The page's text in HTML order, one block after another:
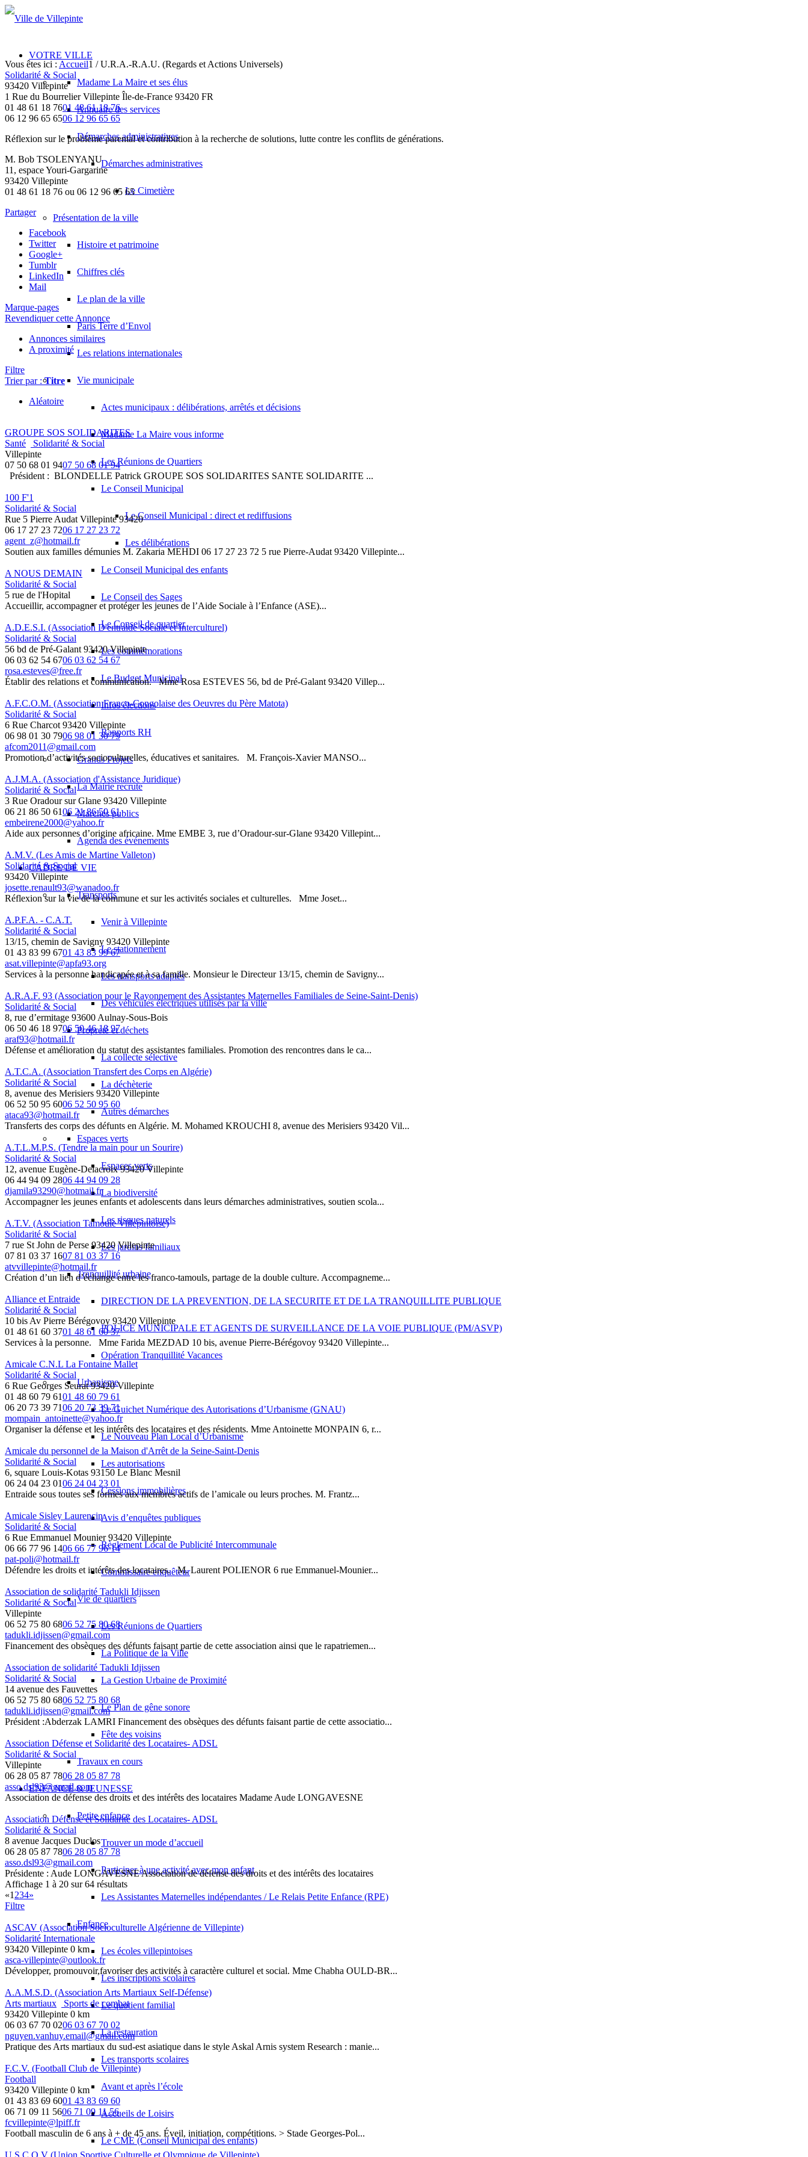
VOTRE VILLE
Madame La Maire et ses élus
Annuaire des services
Démarches administratives
Démarches administratives
Le Cimetière
Présentation de la ville
Histoire et patrimoine
Chiffres clés
Le plan de la ville
Paris Terre d’Envol
Les relations internationales
Vie municipale
Actes municipaux : délibérations, arrêtés et décisions
Madame La Maire vous informe
Les Réunions de Quartiers
Le Conseil Municipal
Le Conseil Municipal : direct et rediffusions
Les délibérations
Le Conseil Municipal des enfants
Le Conseil des Sages
Le Conseil de quartier
Les commémorations
Le Budget Municipal
Infos élections
Rapports RH
Grands Projets
La Mairie recrute
Marchés publics
Agenda des événements
CADRE DE VIE
Transports
Venir à Villepinte
Le stationnement
Les transports adaptés
Des véhicules électriques utilisés par la ville
Propreté et déchets
La collecte sélective
La déchèterie
Autres démarches
Espaces verts
Espaces verts
La biodiversité
Les risques naturels
Les jardins familiaux
Tranquillité urbaine
DIRECTION DE LA PREVENTION, DE LA SECURITE ET DE LA TRANQUILLITE PUBLIQUE
POLICE MUNICIPALE ET AGENTS DE SURVEILLANCE DE LA VOIE PUBLIQUE (PM/ASVP)
Opération Tranquillité Vacances
Urbanisme
Le Guichet Numérique des Autorisations d’Urbanisme (GNAU)
Le Nouveau Plan Local d’Urbanisme
Les autorisations
Cessions immobilières
Avis d’enquêtes publiques
Règlement Local de Publicité Intercommunale
Commissaire enquêteur
Vie de quartiers
Les Réunions de Quartiers
La Politique de la Ville
La Gestion Urbaine de Proximité
Le Plan de gêne sonore
Fête des voisins
Travaux en cours
ENFANCE & JEUNESSE
Petite enfance
Trouver un mode d’accueil
Participer à une activité avec mon enfant
Les Assistantes Maternelles indépendantes / Le Relais Petite Enfance (RPE)
Enfance
Les écoles villepintoises
Les inscriptions scolaires
Le quotient familial
La restauration
Les transports scolaires
Avant et après l’école
Accueils de Loisirs
Le CME (Conseil Municipal des enfants)
Vous êtes ici : Accueil1 / U.R.A.-R.A.U. (Regards et Actions Universels)
Solidarité & Social
93420 Villepinte
1 Rue du Bourrelier Villepinte Île-de-France 93420 FR
01 48 61 18 7601 48 61 18 76
06 12 96 65 6506 12 96 65 65
Réflexion sur le problème parental et contribution à la recherche de solutions, lutte contre les conflits de générations.
M. Bob TSOLENYANU
11, espace Youri-Gargarine
93420 Villepinte
01 48 61 18 76 ou 06 12 96 65 65
Partager
Facebook
Twitter
Google+
Tumblr
LinkedIn
Mail
Marque-pages
Revendiquer cette Annonce
Annonces similaires
A proximité
Filtre
Trier par :Titre
Aléatoire
GROUPE SOS SOLIDARITES
Santé
Solidarité & Social
Villepinte
07 50 68 01 9407 50 68 01 94
Président : BLONDELLE Patrick GROUPE SOS SOLIDARITES SANTE SOLIDARITE ...
100 F'1
Solidarité & Social
Rue 5 Pierre Audat Villepinte 93420
06 17 27 23 7206 17 27 23 72
agent_z@hotmail.fr
Soutien aux familles démunies M. Zakaria MEHDI 06 17 27 23 72 5 rue Pierre-Audat 93420 Villepinte...
A NOUS DEMAIN
Solidarité & Social
5 rue de l'Hopital
Accueillir, accompagner et protéger les jeunes de l’Aide Sociale à l’Enfance (ASE)...
A.D.E.S.I. (Association D'entraide Sociale et Interculturel)
Solidarité & Social
56 bd de Pré-Galant 93420 Villepinte
06 03 62 54 6706 03 62 54 67
rosa.esteves@free.fr
Établir des relations et communication. Mme Rosa ESTEVES 56, bd de Pré-Galant 93420 Villep...
A.F.C.O.M. (Association Franco-Congolaise des Oeuvres du Père Matota)
Solidarité & Social
6 Rue Charcot 93420 Villepinte
06 98 01 30 7906 98 01 30 79
afcom2011@gmail.com
Promotion d’activités socioculturelles, éducatives et sanitaires. M. François-Xavier MANSO...
A.J.M.A. (Association d'Assistance Juridique)
Solidarité & Social
3 Rue Oradour sur Glane 93420 Villepinte
06 21 86 50 6106 21 86 50 61
embeirene2000@yahoo.fr
Aide aux personnes d’origine africaine. Mme EMBE 3, rue d’Oradour-sur-Glane 93420 Villepint...
A.M.V. (Les Amis de Martine Valleton)
Solidarité & Social
93420 Villepinte
josette.renault93@wanadoo.fr
Réflexion sur la vie de la commune et sur les activités sociales et culturelles. Mme Joset...
A.P.F.A. - C.A.T.
Solidarité & Social
13/15, chemin de Savigny 93420 Villepinte
01 43 83 99 6701 43 83 99 67
asat.villepinte@apfa93.org
Services à la personne handicapée et à sa famille. Monsieur le Directeur 13/15, chemin de Savigny...
A.R.A.F. 93 (Association pour le Rayonnement des Assistantes Maternelles Familiales de Seine-Saint-Denis)
Solidarité & Social
8, rue d’ermitage 93600 Aulnay-Sous-Bois
06 50 46 18 9706 50 46 18 97
araf93@hotmail.fr
Défense et amélioration du statut des assistantes familiales. Promotion des rencontres dans le ca...
A.T.C.A. (Association Transfert des Corps en Algérie)
Solidarité & Social
8, avenue des Merisiers 93420 Villepinte
06 52 50 95 6006 52 50 95 60
ataca93@hotmail.fr
Transferts des corps des défunts en Algérie. M. Mohamed KROUCHI 8, avenue des Merisiers 93420 Vil...
A.T.L.M.P.S. (Tendre la main pour un Sourire)
Solidarité & Social
12, avenue Eugène-Delacroix 93420 Villepinte
06 44 94 09 2806 44 94 09 28
djamila93290@hotmail.fr
Accompagner les jeunes enfants et adolescents dans leurs démarches administratives, soutien scola...
A.T.V. (Association Tamoule Villepintoise)
Solidarité & Social
7 rue St John de Perse 93420 Villepinte
07 81 03 37 1607 81 03 37 16
atvvillepinte@hotmail.fr
Création d’un lien d’échange entre les franco-tamouls, partage de la double culture. Accompagneme...
Alliance et Entraide
Solidarité & Social
10 bis Av Pierre Bérégovoy 93420 Villepinte
01 48 61 60 3701 48 61 60 37
Services à la personne. Mme Farida MEZDAD 10 bis, avenue Pierre-Bérégovoy 93420 Villepinte...
Amicale C.N.L La Fontaine Mallet
Solidarité & Social
6 Rue Georges Seurat 93420 Villepinte
01 48 60 79 6101 48 60 79 61
06 20 73 39 7106 20 73 39 71
mompain_antoinette@yahoo.fr
Organiser la défense et les intérêts des locataires et des résidents. Mme Antoinette MONPAIN 6, r...
Amicale du personnel de la Maison d'Arrêt de la Seine-Saint-Denis
Solidarité & Social
6, square Louis-Kotas 93150 Le Blanc Mesnil
06 24 04 23 0106 24 04 23 01
Entraide sous toutes ses formes aux membres actifs de l’amicale ou leurs proches. M. Frantz...
Amicale Sisley Laurencin
Solidarité & Social
6 Rue Emmanuel Mounier 93420 Villepinte
06 66 77 96 1406 66 77 96 14
pat-poli@hotmail.fr
Défendre les droits et intérêts des locataires. M. Laurent POLIENOR 6 rue Emmanuel-Mounier...
Association de solidarité Tadukli Idjissen
Solidarité & Social
Villepinte
06 52 75 80 6806 52 75 80 68
tadukli.idjissen@gmail.com
Financement des obsèques des défunts faisant partie de cette association ainsi que le rapatriemen...
Association de solidarité Tadukli Idjissen
Solidarité & Social
14 avenue des Fauvettes
06 52 75 80 6806 52 75 80 68
tadukli.idjissen@gmail.com
Président :Abderzak LAMRI Financement des obsèques des défunts faisant partie de cette associatio...
Association Défense et Solidarité des Locataires- ADSL
Solidarité & Social
Villepinte
06 28 05 87 7806 28 05 87 78
asso.dsl93@gmail.com
Association de défense des droits et des intérêts des locataires Madame Aude LONGAVESNE
Association Défense et Solidarité des Locataires- ADSL
Solidarité & Social
8 avenue Jacques Duclos
06 28 05 87 7806 28 05 87 78
asso.dsl93@gmail.com
Présidente : Aude LONGAVESNE Association de défense des droits et des intérêts des locataires
Affichage 1 à 20 sur 64 résultats
«1 234»
Filtre
ASCAV (Association Socioculturelle Algérienne de Villepinte)
Solidarité Internationale
93420 Villepinte 0 km
asca-villepinte@outlook.fr
Développer, promouvoir,favoriser des activités à caractère culturel et social. Mme Chabha OULD-BR...
A.A.M.S.D. (Association Arts Martiaux Self-Défense)
Arts martiaux
Sports de combat
93420 Villepinte 0 km
06 03 67 70 0206 03 67 70 02
nguyen.vanhuy.email@gmail.com
Pratique des Arts martiaux du sud-est asiatique dans le style Askal Arnis system Research : manie...
F.C.V. (Football Club de Villepinte)
Football
93420 Villepinte 0 km
01 43 83 69 6001 43 83 69 60
06 71 09 11 5606 71 09 11 56
fcvillepinte@lpiff.fr
Football masculin de 6 ans à + de 45 ans. Éveil, initiation, compétitions. > Stade Georges-Pol...
U.S.C.O.V (Union Sportive Culturelle et Olympique de Villepinte)